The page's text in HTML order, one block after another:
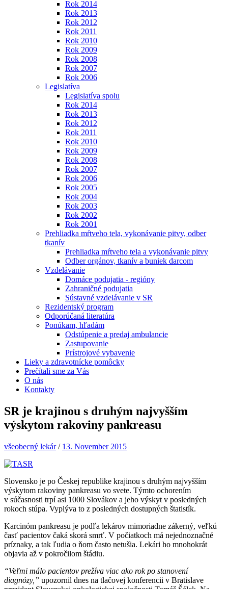
Rok 2014
Rok 2013
Rok 2012
Rok 2011
Rok 2010
Rok 2009
Rok 2008
Rok 2007
Rok 2006
Legislatíva
Legislatíva spolu
Rok 2014
Rok 2013
Rok 2012
Rok 2011
Rok 2010
Rok 2009
Rok 2008
Rok 2007
Rok 2006
Rok 2005
Rok 2004
Rok 2003
Rok 2002
Rok 2001
Prehliadka mŕtveho tela, vykonávanie pitvy, odber
tkanív
Prehliadka mŕtveho tela a vykonávanie pitvy
Odber orgánov, tkanív a buniek darcom
Vzdelávanie
Domáce podujatia - regióny
Zahraničné podujatia
Sústavné vzdelávanie v SR
Rezidentský program
Odporúčaná literatúra
Ponúkam, hľadám
Odstúpenie a predaj ambulancie
Zastupovanie
Prístrojové vybavenie
Lieky a zdravotnícke pomôcky
Prečítali sme za Vás
O nás
Kontakty
SR je krajinou s druhým najvyšším
výskytom rakoviny pankreasu
všeobecný lekár/ 13. November 2015
Slovensko je po Českej republike krajinou s druhým najvyšším
výskytom rakoviny pankreasu vo svete. Týmto ochorením
v súčasnosti trpí asi 1000 Slovákov a jeho výskyt v posledných
rokoch stúpa. Vyplýva to z posledných dostupných štatistík.
Karcinóm pankreasu je podľa lekárov mimoriadne zákerný, veľkú
časť pacientov čaká skorá smrť. V počiatkoch má nejednoznačné
príznaky, a tak ľudia o ňom často netušia. Lekári ho mnohokrát
objavia až v pokročilom štádiu.
“Veľmi málo pacientov prežíva viac ako rok po stanovení
diagnózy,” upozornil dnes na tlačovej konferencii v Bratislave